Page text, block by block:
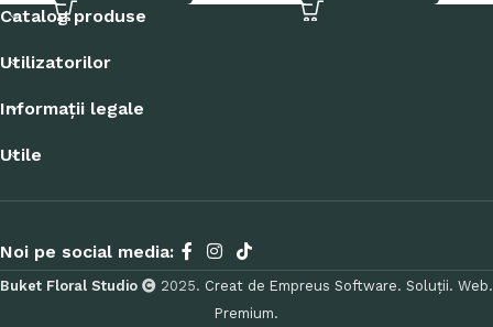
Catalog produse
Utilizatorilor
Informații legale
Utile
Noi pe social media:
Buket Floral Studio 2025. Creat de Empreus Software. Soluții. Web.
Premium.